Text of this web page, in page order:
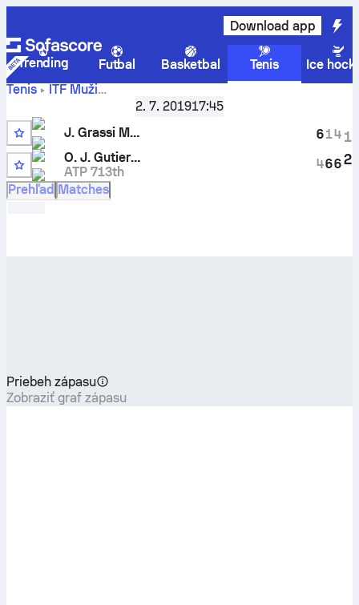
Download app
Trending Futbal Basketbal Tenis
Ice
Tenis
ITF Muži
Buenos Aires, Singles M-ITF-ARG-06B
Aktuálne skóre
Gutierrez
a výsledky H2H
2. 7. 201917:45
J. Grassi Mazzuchi
O. J. Gutierrez
ATP 713th
6
4
1
6
4
6
1
2
Prehľad Matches
Priebeh zápasu
Zobraziť graf zápasu